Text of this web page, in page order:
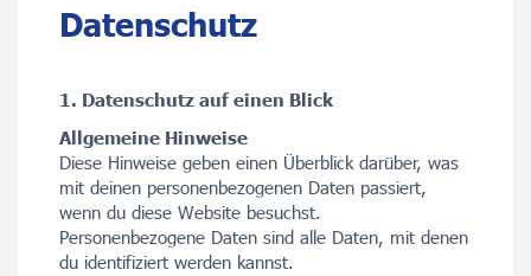
Datenschutz
1. Datenschutz auf einen Blick
Allgemeine Hinweise
Diese Hinweise geben einen Überblick darüber, was
mit deinen personenbezogenen Daten passiert,
wenn du diese Website besuchst.
Personenbezogene Daten sind alle Daten, mit denen
du identifiziert werden kannst.